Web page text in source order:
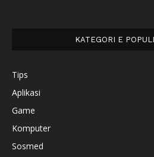
KATEGORI E
Tips
Aplikasi
Game
Komputer
Sosmed